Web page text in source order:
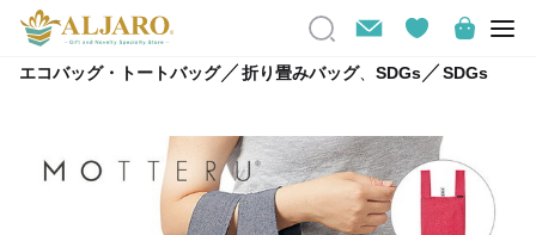
エコバッグ・トートバッグ／折り畳みバッグ、 SDGs／SDGs